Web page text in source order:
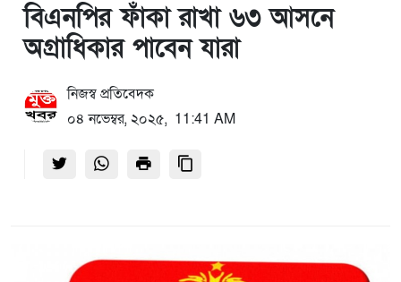
বিএনপির ফাঁকা রাখা ৬৩ আসনে
অগ্রাধিকার পাবেন যারা
নিজস্ব প্রতিবেদক
০৪ নভেম্বর, ২০২৫, 11:41 AM